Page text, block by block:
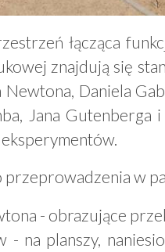
łącząca
znajdują się
Newtona, Daniela
Jana Gutenberga
przeprowadzenia w
- obrazujące
- na planszy,